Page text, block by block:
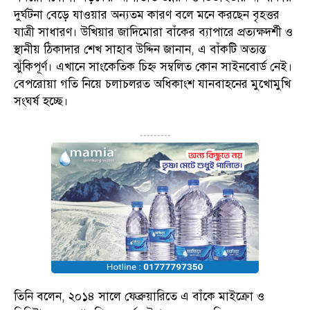
দুর্ঘটনা বেড়ে যাওয়ার অন্যতম কারণ বলে মনে করছেন বৃহত্তর
যাত্রী সাধারণ। উখিয়ার জাদিমোরা বাঁকের ব্যাপারে প্রত্যক্ষদর্শী ও
স্থানীয় ঠিকাদার শেখ সাহাব উদ্দিন জানান, এ বাঁকটি অত্যন্ত
ঝুঁকিপূর্ণ। এখানে সাংকেতিক চিহ্ন সম্বলিত কোন সাইনবোর্ড নেই।
বেপরোয়া গতি নিয়ে চলাচলরত অধিকাংশ যানবাহনের মুখোমুখি
সংঘর্ষ হচ্ছে।
---------
তিনি বলেন, ২০১৪ সালে ফেব্রুয়ারিতে এ বাঁকে মাইক্রো ও